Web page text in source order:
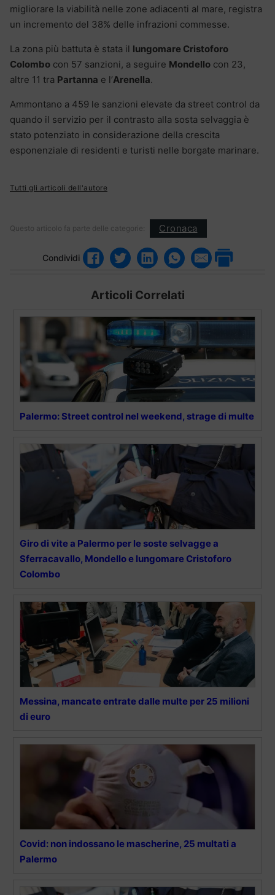
migliorare la viabilità nelle zone adiacenti al mare, registra
un incremento del 38% delle infrazioni commesse.
La zona più battuta è stata il lungomare Cristoforo
Colombo con 57 sanzioni, a seguire Mondello con 23,
altre 11 tra Partanna e l’Arenella.
Ammontano a 459 le sanzioni elevate da street control da
quando il servizio per il contrasto alla sosta selvaggia è
stato potenziato in considerazione della crescita
esponenziale di residenti e turisti nelle borgate marinare.
Tutti gli articoli dell'autore
Questo articolo fa parte delle categorie: Cronaca
Condividi
Articoli Correlati
Palermo: Street control nel weekend, strage di multe
Giro di vite a Palermo per le soste selvagge a
Sferracavallo, Mondello e lungomare Cristoforo
Colombo
Messina, mancate entrate dalle multe per 25 milioni
di euro
Covid: non indossano le mascherine, 25 multati a
Palermo